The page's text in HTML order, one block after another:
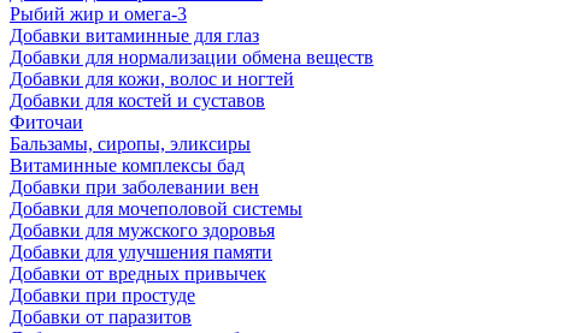
Рыбий жир и омега-3
Добавки витаминные для глаз
Добавки для нормализации обмена веществ
Добавки для кожи, волос и ногтей
Добавки для костей и суставов
Фиточаи
Бальзамы, сиропы, эликсиры
Витаминные комплексы бад
Добавки при заболевании вен
Добавки для мочеполовой системы
Добавки для мужского здоровья
Добавки для улучшения памяти
Добавки от вредных привычек
Добавки при простуде
Добавки от паразитов